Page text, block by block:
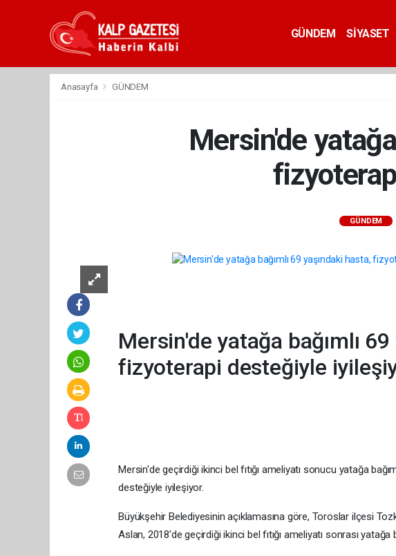
GÜNDEM SİYASET
Anasayfa GÜNDEM
Mersin'de
GÜNDEM
Mersin'de yatağa bağımlı
fizyoterapi desteğiyle
Mersin'de geçirdiği ikinci bel fıtığı ameliyatı sonucu yatağa
desteğiyle iyileşiyor.
Büyükşehir Belediyesinin açıklamasına göre, Toroslar ilçesi
Aslan, 2018'de geçirdiği ikinci bel fıtığı ameliyatı sonrası yatağa